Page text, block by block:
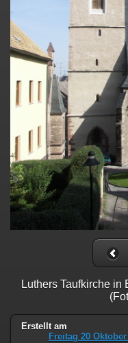
Luthers Taufkirche in
Erstellt am
Freitag 20 Oktober